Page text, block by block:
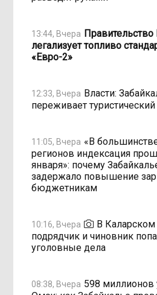
13:44, Вчера
легализует топливо
«Евро-2»
12:33, Вчера Власти:
переживает
11:05, Вчера «В
регионов индексация
января»: почему
задержало повышение
бюджетникам
10:16, Вчера
В Каларском
подрядчик и чиновник
уголовные дела
08:38, Вчера 598 миллионов